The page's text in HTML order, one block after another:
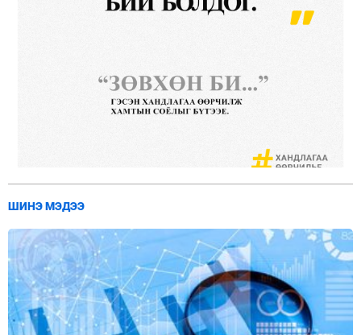
ШИНЭ МЭДЭЭ